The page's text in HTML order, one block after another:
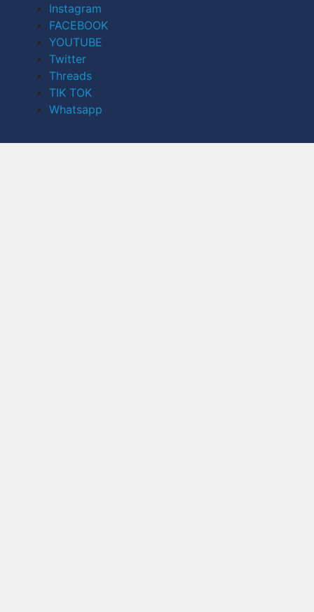
Instagram
FACEBOOK
YOUTUBE
Twitter
Threads
TIK TOK
Whatsapp